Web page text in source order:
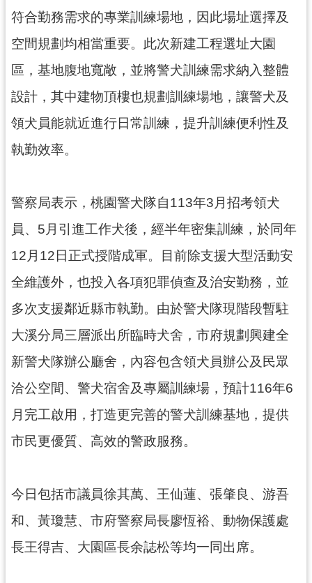
市
政
信
常
見
問
市
府
入
網
隱
私
政
策
網
安
策
政
府
網
符合勤務需求的專業訓練場地，因此場址選擇及
空間規劃均相當重要。此次新建工程選址大園
區，基地腹地寬敞，並將警犬訓練需求納入整體
設計，其中建物頂樓也規劃訓練場地，讓警犬及
領犬員能就近進行日常訓練，提升訓練便利性及
執勤效率。
警察局表示，桃園警犬隊自113年3月招考領犬
員、5月引進工作犬後，經半年密集訓練，於同年
12月12日正式授階成軍。目前除支援大型活動安
全維護外，也投入各項犯罪偵查及治安勤務，並
多次支援鄰近縣市執勤。由於警犬隊現階段暫駐
大溪分局三層派出所臨時犬舍，市府規劃興建全
新警犬隊辦公廳舍，內容包含領犬員辦公及民眾
洽公空間、警犬宿舍及專屬訓練場，預計116年6
月完工啟用，打造更完善的警犬訓練基地，提供
市民更優質、高效的警政服務。
今日包括市議員徐其萬、王仙蓮、張肇良、游吾
和、黃瓊慧、市府警察局長廖恆裕、動物保護處
長王得吉、大園區長余誌松等均一同出席。